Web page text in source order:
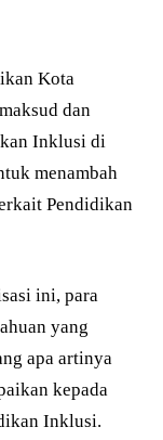
Kota
dan
Inklusi di
menambah
Pendidikan
ini, para
yang
apa artinya
kepada
Inklusi.